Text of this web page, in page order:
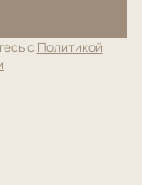
с Политикой